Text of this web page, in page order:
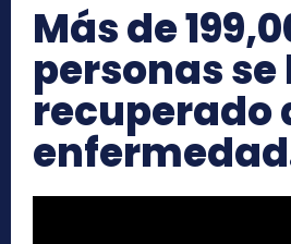
Más de
personas se
recuperado